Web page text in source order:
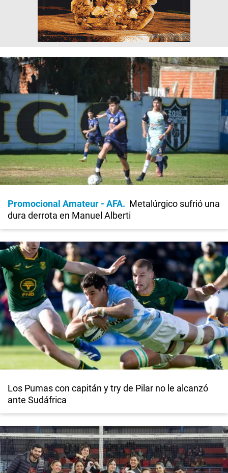
Promocional Amateur - AFA
Metalúrgico sufrió una
dura derrota en Manuel Alberti
Los Pumas con capitán y try de Pilar no le alcanzó
ante Sudáfrica